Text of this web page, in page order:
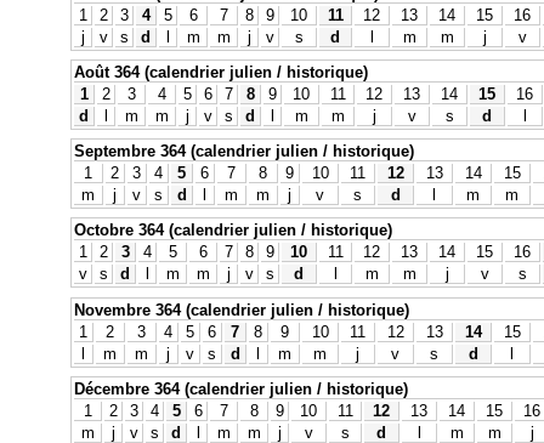
1
2 3 4 5 6 7 8 9 10 11 12 13 14 15
16
j
v s d m m j v s d m m j
v
Août 364 (calendrier julien / historique)
1
2 3 4 5 6 7 8 9 10 11 12 13 14 15
16
d
m m j v s d m m j v s d
Septembre 364 (calendrier julien / historique)
1
2 3 4 5 6 7 8 9 10 11 12 13 14 15
m
j v s d m m j v s d m
m
Octobre 364 (calendrier julien / historique)
1
2 3 4 5 6 7 8 9 10 11 12 13 14 15
16
v
s d m m j v s d m m j v
s
Novembre 364 (calendrier julien / historique)
1
2 3 4 5 6 7 8 9 10 11 12 13 14 15
l
m m j v s d l m m j v s d
l
Décembre 364 (calendrier julien / historique)
1
2 3 4 5 6 7 8 9 10 11 12 13 14 15
16
m
j v s d l m m j v s d l m m
j